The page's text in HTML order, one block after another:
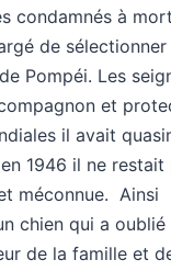
condamnés à
de sélectionner
Pompéi. Les
et
il avait
1946 il ne restait
méconnue. Ainsi
chien qui a oublié
de la famille et